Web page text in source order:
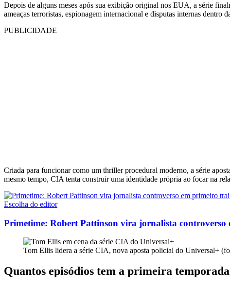
Depois de alguns meses após sua exibição original nos EUA, a série
ameaças terroristas, espionagem internacional e disputas internas dentro
PUBLICIDADE
Criada para funcionar como um thriller procedural moderno, a série
mesmo tempo, CIA tenta construir uma identidade própria ao focar na
Escolha do editor
Primetime: Robert Pattinson vira jornalista controverso
Tom Ellis lidera a série CIA, nova aposta policial do Universal+
Quantos episódios tem a primeira